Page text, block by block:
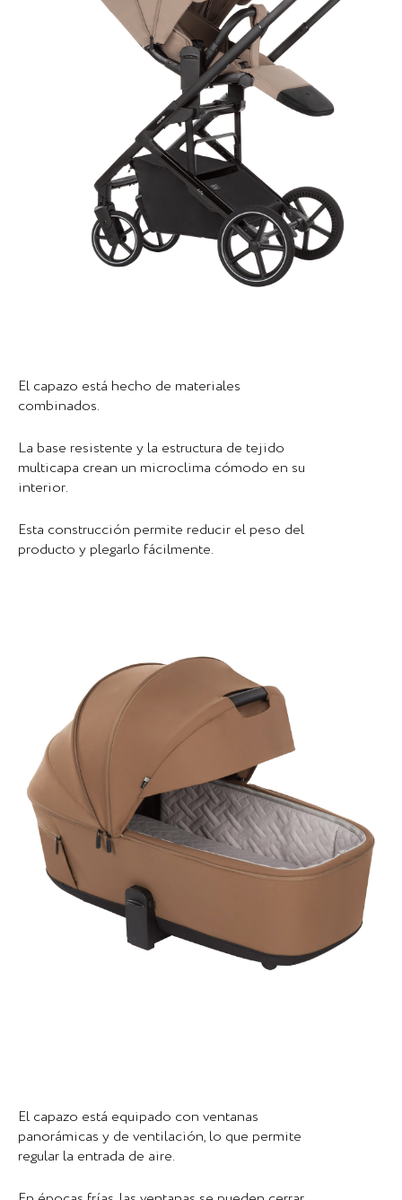
El capazo está hecho de materiales
combinados.
La base resistente y la estructura de tejido
multicapa crean un microclima cómodo en su
interior.
Esta construcción permite reducir el peso del
producto y plegarlo fácilmente.
El capazo está equipado con ventanas
panorámicas y de ventilación, lo que permite
regular la entrada de aire.